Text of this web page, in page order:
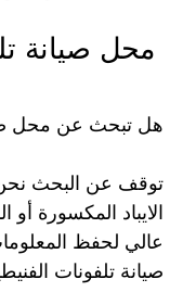
محل صيانة
هل تبحث عن محل
توقف عن البحث
الايباد المكسورة
عالي لحفظ
صيانة تلفونات